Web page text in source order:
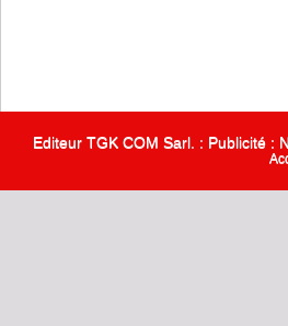
Editeur TGK COM Sarl. : Publicité :